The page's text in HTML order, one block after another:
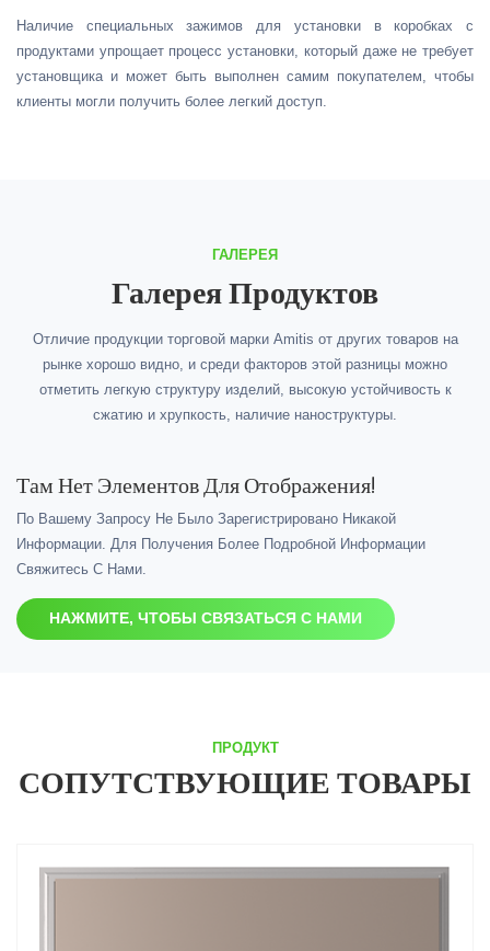
Наличие специальных зажимов для установки в коробках с
продуктами упрощает процесс установки, который даже не требует
установщика и может быть выполнен самим покупателем, чтобы
клиенты могли получить более легкий доступ.
ГАЛЕРЕЯ
Галерея Продуктов
Отличие продукции торговой марки Amitis от других товаров на
рынке хорошо видно, и среди факторов этой разницы можно
отметить легкую структуру изделий, высокую устойчивость к
сжатию и хрупкость, наличие наноструктуры.
Там Нет Элементов Для Отображения!
По Вашему Запросу Не Было Зарегистрировано Никакой
Информации. Для Получения Более Подробной Информации
Свяжитесь С Нами.
НАЖМИТЕ, ЧТОБЫ СВЯЗАТЬСЯ С НАМИ
ПРОДУКТ
СОПУТСТВУЮЩИЕ ТОВАРЫ